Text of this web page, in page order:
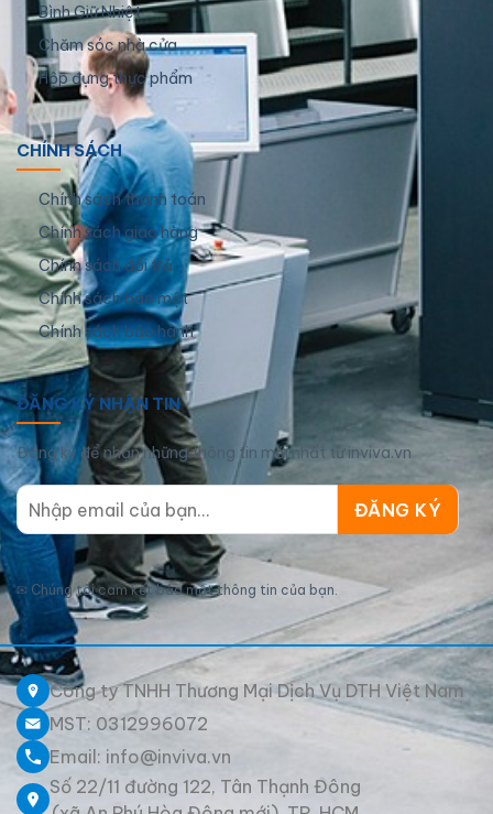
Bình Giữ Nhiệt
Chăm sóc nhà cửa
Hộp đựng thực phẩm
CHÍNH SÁCH
Chính sách thanh toán
Chính sách giao hàng
Chính sách đổi trả
Chính sách bảo mật
Chính sách bảo hành
ĐĂNG KÝ NHẬN TIN
Đăng ký để nhận những thông tin mới nhất từ inviva.vn
✉ Chúng tôi cam kết bảo mật thông tin của bạn.
Công ty TNHH Thương Mại Dịch Vụ DTH Việt Nam
MST: 0312996072
Email: info@inviva.vn
Số 22/11 đường 122, Tân Thạnh Đông